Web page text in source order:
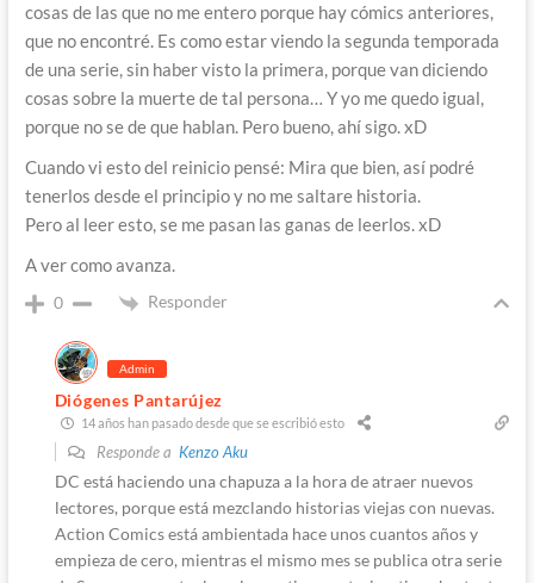
cosas de las que no me entero porque hay cómics anteriores,
que no encontré. Es como estar viendo la segunda temporada
de una serie, sin haber visto la primera, porque van diciendo
cosas sobre la muerte de tal persona… Y yo me quedo igual,
porque no se de que hablan. Pero bueno, ahí sigo. xD
Cuando vi esto del reinicio pensé: Mira que bien, así podré
tenerlos desde el principio y no me saltare historia.
Pero al leer esto, se me pasan las ganas de leerlos. xD
A ver como avanza.
0 Responder
Admin
Diógenes Pantarújez
14 años han pasado desde que se escribió esto
Responde a Kenzo Aku
DC está haciendo una chapuza a la hora de atraer nuevos
lectores, porque está mezclando historias viejas con nuevas.
Action Comics está ambientada hace unos cuantos años y
empieza de cero, mientras el mismo mes se publica otra serie